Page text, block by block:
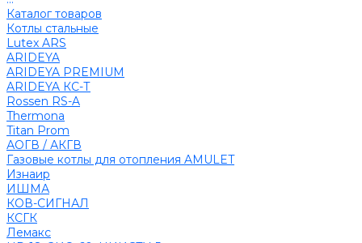
Каталог товаров
Котлы стальные
Lutex ARS
ARIDEYA
ARIDEYA PREMIUM
ARIDEYA КС-Т
Rossen RS-A
Thermona
Titan Prom
АОГВ / АКГВ
Газовые котлы для отопления AMULET
Изнаир
ИШМА
КОВ-СИГНАЛ
КСГК
Лемакс